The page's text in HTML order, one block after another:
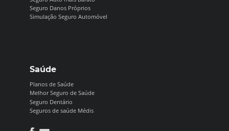
Seguro Danos Próprios
Simulação Seguro Automóvel
Saúde
Planos de Saúde
Melhor Seguro de Saúde
Seguro Dentário
Seguros de saúde Médis